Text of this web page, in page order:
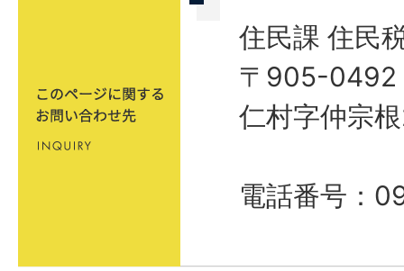
住民課 住民
〒905-0492
仁村字仲宗
電話番号：